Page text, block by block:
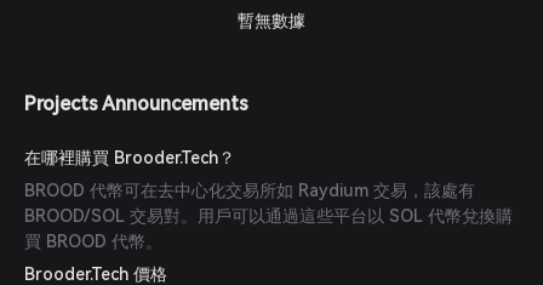
暫無數據
Projects Announcements
在哪裡購買 Brooder.Tech？
BROOD 代幣可在去中心化交易所如 Raydium 交易，該處有
BROOD/SOL 交易對。用戶可以通過這些平台以 SOL 代幣兌換購
買 BROOD 代幣。
Brooder.Tech 價格